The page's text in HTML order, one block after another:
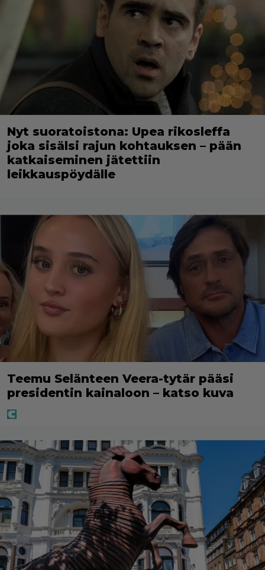
Nyt suoratoistona: Upea rikosleffa
joka sisälsi rajun kohtauksen – pään
katkaiseminen jätettiin
leikkauspöydälle
Teemu Selänteen Veera-tytär pääsi
presidentin kainaloon – katso kuva